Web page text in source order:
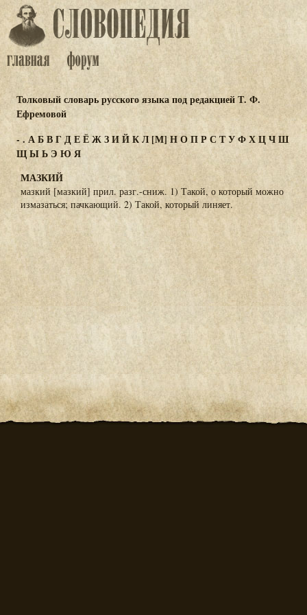
Толковый словарь русского языка под редакцией Т. Ф.
Ефремовой
- . АБВГДЕЁЖЗИЙКЛ[М] НОПРС ТУФХЦЧШ
ЩЫЬЭ ЮЯ
МАЗКИЙ
мазкий [мазкий] прил. разг.-сниж. 1) Такой, о который можно
измазаться; пачкающий. 2) Такой, который линяет.